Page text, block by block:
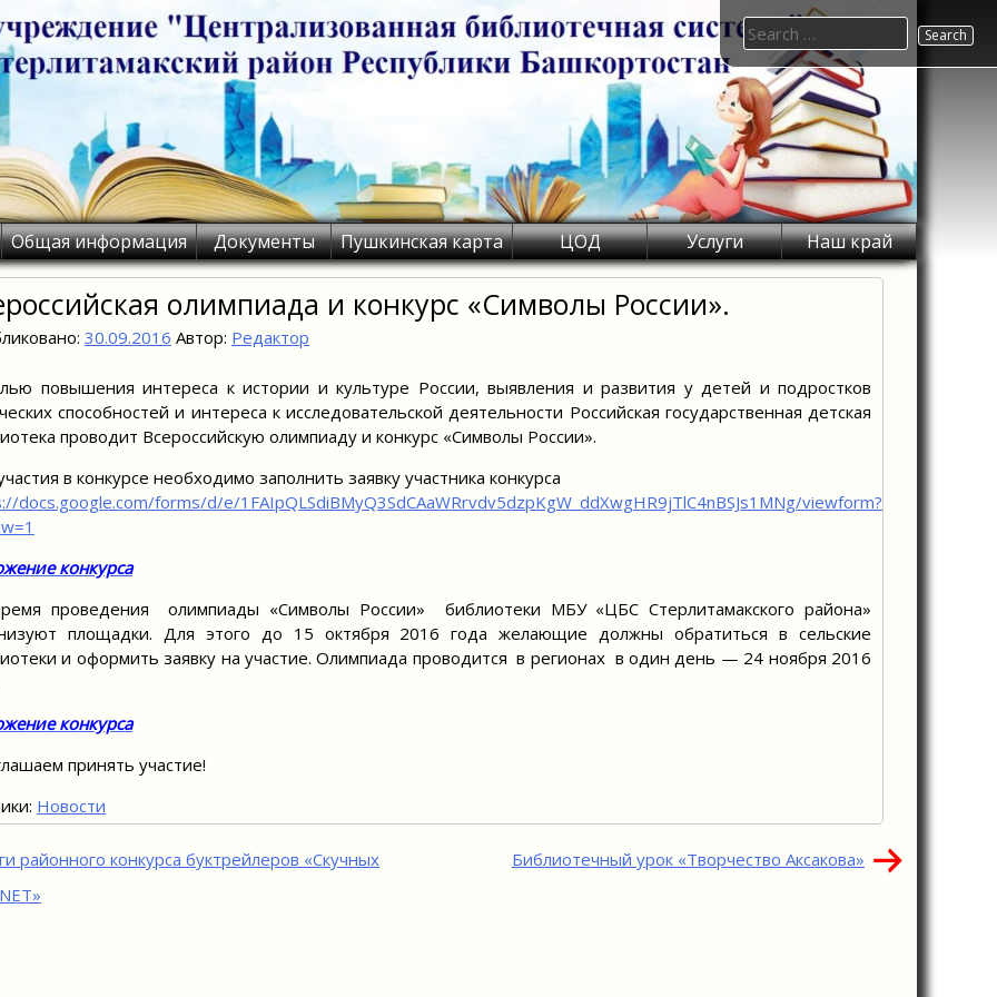
Общая информация Документы Пушкинская карта ЦОД Услуги Наш край
Search
for:
олимпиада и конкурс «Символы России».
30.09.2016 Автор: Редактор
повышения интереса к истории и культуре России, выявления и развития у детей и подростков
способностей и интереса к исследовательской деятельности Российская государственная детская
проводит Всероссийскую олимпиаду и конкурс «Символы России».
в конкурсе необходимо заполнить заявку участника конкурса
docs.google.com/forms/d/e/1FAIpQLSdiBMyQ3SdCAaWRrvdv5dzpKgW_ddXwgHR9jTlC4nBSJs1MNg/viewform?
конкурса
проведения олимпиады «Символы России» библиотеки МБУ «ЦБС Стерлитамакского района»
площадки. Для этого до 15 октября 2016 года желающие должны обратиться в сельские
и оформить заявку на участие. Олимпиада проводится в регионах в один день — 24 ноября 2016
конкурса
принять участие!
Новости
районного конкурса буктрейлеров «Скучных
Библиотечный урок «Творчество Аксакова»